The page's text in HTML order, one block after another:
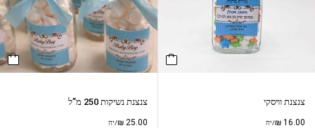
צנצנת וויסקי
₪ 16.00 /יח
צנצנת נשיקות 250 מ”ל
₪25.00 /יח